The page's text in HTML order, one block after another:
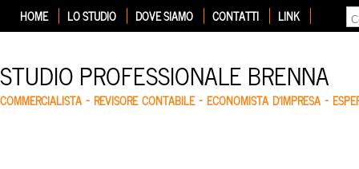
HOME LO STUDIO DOVE SIAMO CONTATTI LINK
STUDIO PROFESSIONALE BRENNA
COMMERCIALISTA – REVISORE CONTABILE – ECONOMISTA D'IMPRESA –